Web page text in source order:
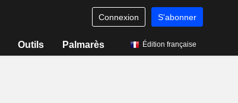
Connexion S'abonner
Outils Palmarès Édition française